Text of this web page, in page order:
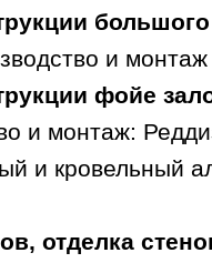
большого
и
фойе
и монтаж:
и кровельный
отделка